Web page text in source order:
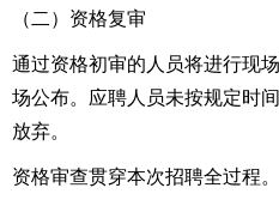
（二）资格复审
通过资格初审的人员将进行现
场公布。应聘人员未按规定时
放弃。
资格审查贯穿本次招聘全过程。